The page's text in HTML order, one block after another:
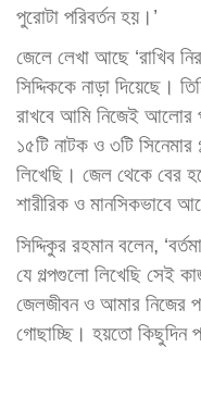
পুরোটা পরিবর্তন হয়।’
জেলে লেখা আছে ‘রাখিব
সিদ্দিককে নাড়া দিয়েছে।
রাখবে আমি নিজেই আলোর
১৫টি নাটক ও ৩টি
লিখেছি। জেল থেকে বের
শারীরিক ও মানসিকভাবে
সিদ্দিকুর রহমান বলেন,
যে গল্পগুলো লিখেছি সেই
জেলজীবন ও আমার নিজের
গোছাচ্ছি। হয়তো